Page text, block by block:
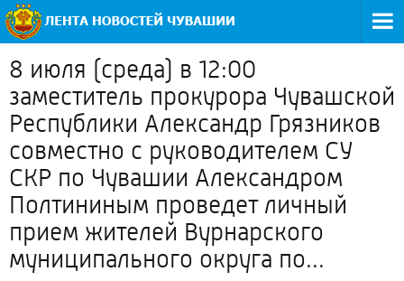
8 июля (среда) в 12:00
заместитель прокурора Чувашской
Республики Александр Грязников
совместно с руководителем СУ
СКР по Чувашии Александром
Полтининым проведет личный
прием жителей Вурнарского
муниципального округа по...